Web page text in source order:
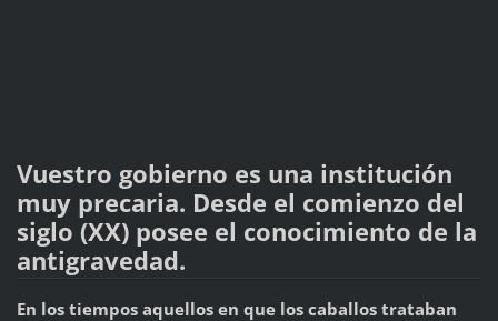
Vuestro gobierno es una institución
muy precaria. Desde el comienzo del
siglo (XX) posee el conocimiento de la
antigravedad.
En los tiempos aquellos en que los caballos trataban